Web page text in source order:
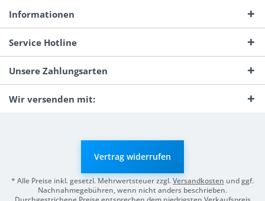
Informationen
Service Hotline
Unsere Zahlungsarten
Wir versenden mit:
Vertrag widerrufen
* Alle Preise inkl. gesetzl. Mehrwertsteuer zzgl.Versandkosten und ggf.
Nachnahmegebühren, wenn nicht anders beschrieben.